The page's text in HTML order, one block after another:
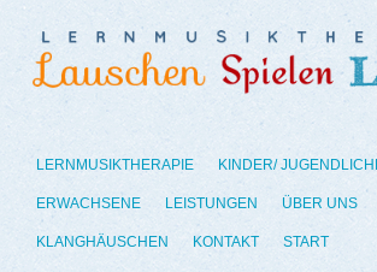
LERNMUSIKTHERAPIE KINDER/
ERWACHSENE LEISTUNGEN ÜBER UNS
KLANGHÄUSCHEN KONTAKT START